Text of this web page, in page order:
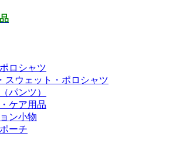
ロシャツ
スウェット・ポロシャツ
パンツ）
ケア用品
ン小物
ーチ